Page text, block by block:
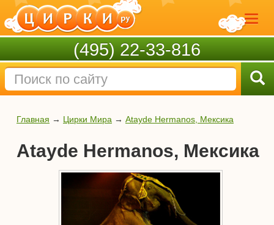
(495) 22-33-816
Главная → Цирки Мира → Atayde Hermanos, Мексика
Atayde Hermanos, Мексика